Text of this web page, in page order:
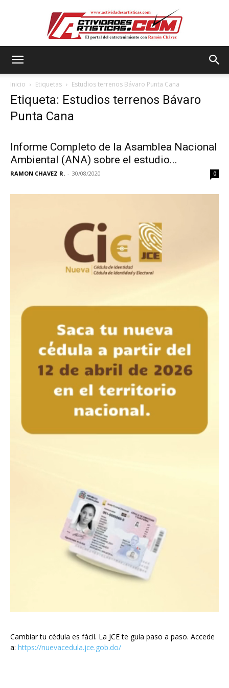
Inicio Etiquetas Estudios terrenos Bávaro Punta Cana
Etiqueta: Estudios terrenos Bávaro
Punta Cana
Informe Completo de la Asamblea Nacional
Ambiental (ANA) sobre el estudio...
RAMON CHAVEZ R. - 30/08/2020 0
Cambiar tu cédula es fácil. La JCE te guía paso a paso. Accede
a: https://nuevacedula.jce.gob.do/